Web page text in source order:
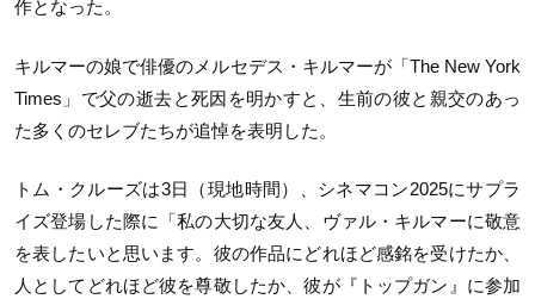
作となった。
キルマーの娘で俳優のメルセデス・キルマーが「The New York
Times 」で父の逝去と死因を明かすと、生前の彼と 親交のあっ
た多くのセレブたちが追悼を表明した。
トム・クルーズは3日（現地時間）、シネマコン2025にサプラ
イズ登場した際に「私の大切な友人、ヴァル・キルマーに敬意
を表したいと思います。彼の作品にどれほど感銘を受けたか、
人としてどれほど彼を尊敬したか、彼が『トップガン』に参加